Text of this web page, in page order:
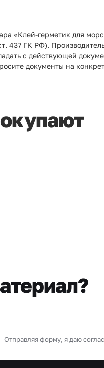
«Клей-герметик для
437 ГК РФ).
с действующей
документы на
Отправляя форму, я даю